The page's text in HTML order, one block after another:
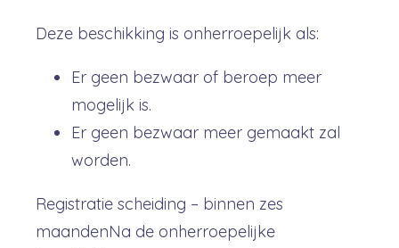
Deze beschikking is onherroepelijk als:
Er geen bezwaar of beroep meer
mogelijk is.
Er geen bezwaar meer gemaakt zal
worden.
Registratie scheiding – binnen zes
maandenNa de onherroepelijke